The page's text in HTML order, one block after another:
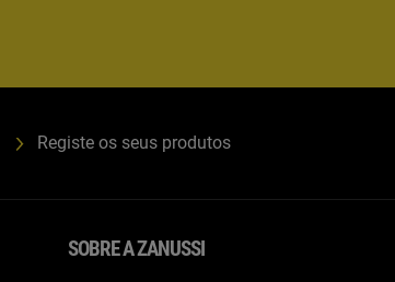
Registe os seus produtos
SOBRE A ZANUSSI